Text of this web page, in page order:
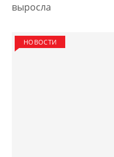
выросла
НОВОСТИ